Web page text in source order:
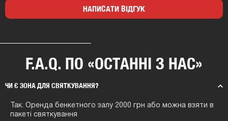
НАПИСАТИ ВІДГУК
F.A.Q. ПО «ОСТАННІ З НАС»
ЧИ Є ЗОНА ДЛЯ СВЯТКУВАННЯ?
Так. Оренда бенкетного залу 2000 грн або можна взяти в
пакеті святкування